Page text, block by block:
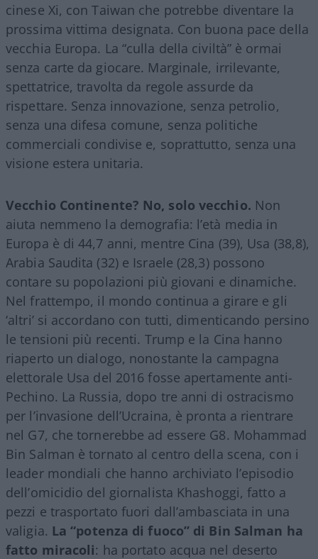
cinese Xi, con Taiwan che potrebbe diventare la
prossima vittima designata. Con buona pace della
vecchia Europa. La “culla della civiltà” è ormai
senza carte da giocare. Marginale, irrilevante,
spettatrice, travolta da regole assurde da
rispettare. Senza innovazione, senza petrolio,
senza una difesa comune, senza politiche
commerciali condivise e, soprattutto, senza una
visione estera unitaria.
Vecchio Continente? No, solo vecchio. Non
aiuta nemmeno la demografia: l’età media in
Europa è di 44,7 anni, mentre Cina (39), Usa (38,8),
Arabia Saudita (32) e Israele (28,3) possono
contare su popolazioni più giovani e dinamiche.
Nel frattempo, il mondo continua a girare e gli
‘altri’ si accordano con tutti, dimenticando persino
le tensioni più recenti. Trump e la Cina hanno
riaperto un dialogo, nonostante la campagna
elettorale Usa del 2016 fosse apertamente anti-
Pechino. La Russia, dopo tre anni di ostracismo
per l’invasione dell’Ucraina, è pronta a rientrare
nel G7, che tornerebbe ad essere G8. Mohammad
Bin Salman è tornato al centro della scena, con i
leader mondiali che hanno archiviato l’episodio
dell’omicidio del giornalista Khashoggi, fatto a
pezzi e trasportato fuori dall’ambasciata in una
valigia. La “potenza di fuoco” di Bin Salman ha
fatto miracoli: ha portato acqua nel deserto